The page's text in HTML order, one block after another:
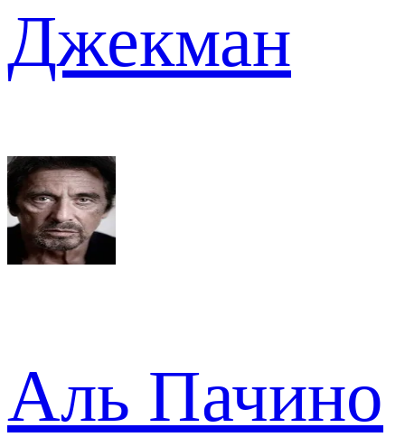
Джекман
Аль Пачино